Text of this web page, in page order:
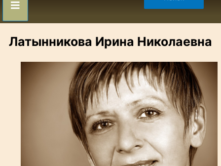
Латынникова Ирина Николаевна